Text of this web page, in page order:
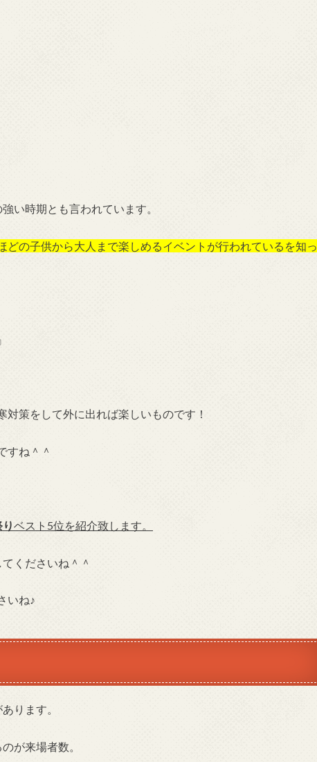
い時期とも言われています。
どの子供から大人まで楽しめるイベントが行われているを知っ
策をして外に出れば楽しいものです！
すね＾＾
ベスト5位を紹介致します。
くださいね＾＾
いね♪
ります。
が来場者数。